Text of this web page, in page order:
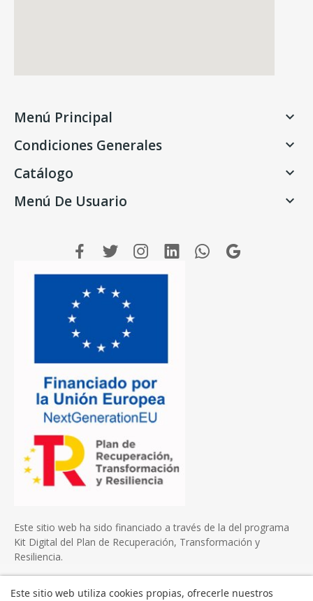
Menú Principal 
Condiciones Generales 
Catálogo 
Menú De Usuario 
Este sitio web ha sido financiado a través de la del programa
Kit Digital del Plan de Recuperación, Transformación y
Resiliencia.
Este sitio web utiliza cookies propias, ofrecerle nuestros